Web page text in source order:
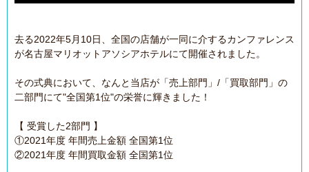
去る2022年5月10日、全国の店舗が一同に介するカンファレンス
が名古屋マリオットアソシアホテルにて開催されました。
その式典において、なんと当店が「売上部門」/「買取部門」の
二部門にて"全国第1位"の栄誉に輝きました！
【 受賞した2部門 】
①2021年度 年間売上金額 全国第1位
②2021年度 年間買取金額 全国第1位